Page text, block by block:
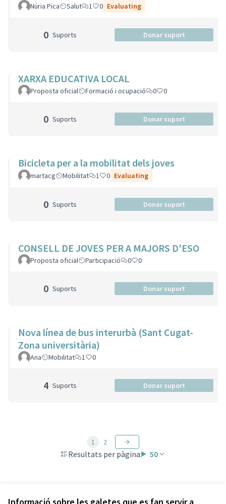
Núria Pica Salut 1 0 Evaluating
0 Suports Donar suport
XARXA EDUCATIVA LOCAL
Proposta oficial Formació i ocupació 0 0
0 Suports Donar suport
Bicicleta per a la mobilitat dels joves
martacg Mobilitat 1 0 Evaluating
0 Suports Donar suport
CONSELL DE JOVES PER A MAJORS D'ESO
Proposta oficial Participació 0 0
0 Suports Donar suport
Nova línea de bus interurbà (Sant Cugat-
Zona universitària)
Ana Mobilitat 1 0
4 Suports Donar suport
Resultats per pàgina: 50
1 2
Veure totes les propostes retirades